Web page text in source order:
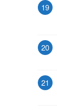
19
20
21